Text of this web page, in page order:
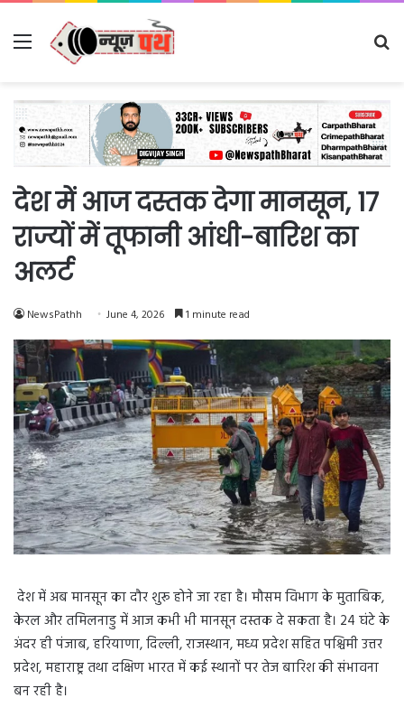
Menu
देश में आज दस्तक देगा मानसून, 17
राज्यों में तूफानी आंधी-बारिश का
अलर्ट
NewsPathh June 4, 2026 1 minute read
देश में अब मानसून का दौर शुरू होने जा रहा है। मौसम विभाग के मुताबिक,
केरल और तमिलनाडु में आज कभी भी मानसून दस्तक दे सकता है। 24 घंटे के
अंदर ही पंजाब, हरियाणा, दिल्ली, राजस्थान, मध्य प्रदेश सहित पश्चिमी उत्तर
प्रदेश, महाराष्ट्र तथा दक्षिण भारत में कई स्थानों पर तेज बारिश की संभावना
बन रही है।